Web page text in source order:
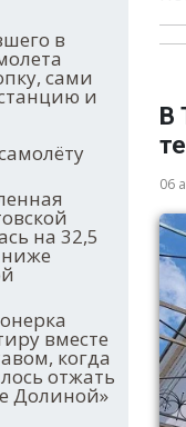
в
сами
и
на 32,5
вместе
когда
отжать
Долиной»
В
06